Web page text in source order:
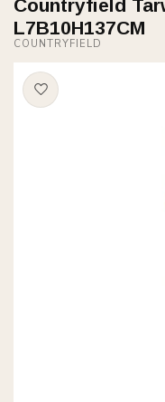
Countryfield
L7B10H137CM
COUNTRYFIELD